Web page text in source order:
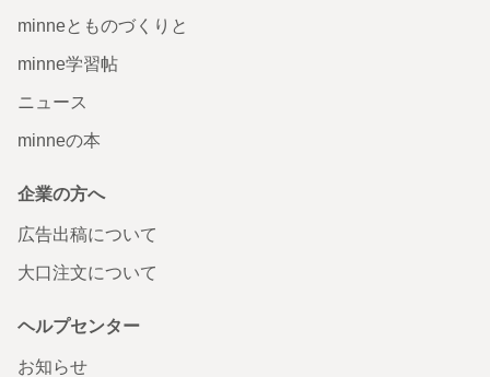
minneとものづくりと
minne学習帖
ニュース
minneの本
企業の方へ
広告出稿について
大口注文について
ヘルプセンター
お知らせ